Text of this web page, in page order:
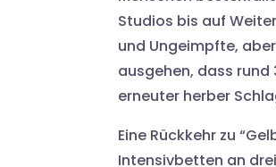
Studios bis auf
und Ungeimpfte,
ausgehen, dass
erneuter herber
Eine Rückkehr zu
Intensivbetten an